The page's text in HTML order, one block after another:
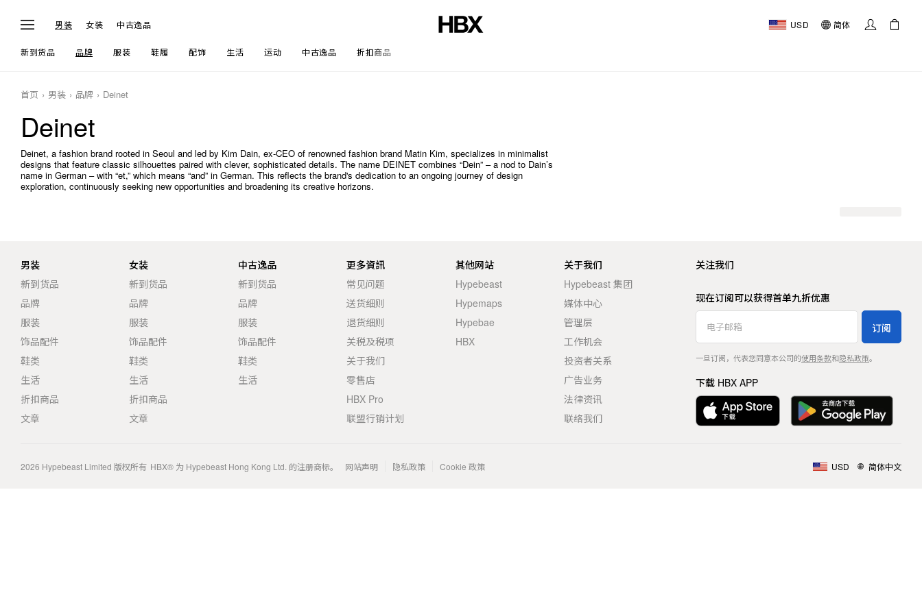
男装 女装 中古逸品 USD 简体
新到货品 品牌 服装 鞋履 配饰 生活 运动 中古逸品 折扣商品
首页 男装 品牌 Deinet
Deinet
Deinet, a fashion brand rooted in Seoul and led by Kim Dain, ex-CEO of renowned fashion brand Matin Kim, specializes in minimalist
designs that feature classic silhouettes paired with clever, sophisticated details. The name DEINET combines “Dein” – a nod to Dain’s
name in German – with “et,” which means “and” in German. This reflects the brand's dedication to an ongoing journey of design
exploration, continuously seeking new opportunities and broadening its creative horizons.
男装
新到货品
品牌
服装
饰品配件
鞋类
生活
折扣商品
文章
女装
新到货品
品牌
服装
饰品配件
鞋类
生活
折扣商品
文章
中古逸品
新到货品
品牌
服装
饰品配件
鞋类
生活
更多資訊
常见问题
送货细则
退货细则
关税及税项
关于我们
零售店
HBX Pro
联盟行销计划
其他网站
Hypebeast
Hypemaps
Hypebae
HBX
关于我们
Hypebeast 集团
媒体中心
管理层
工作机会
投资者关系
广告业务
法律资讯
联络我们
关注我们
现在订阅可以获得首单九折优惠
订阅
一旦订阅，代表您同意本公司的使用条款和隐私政策。
下载 HBX APP
2026 Hypebeast Limited 版权所有 HBX® 为 Hypebeast Hong Kong Ltd. 的注册商标。 网站声明 隐私政策 Cookie 政策 USD 简体中文